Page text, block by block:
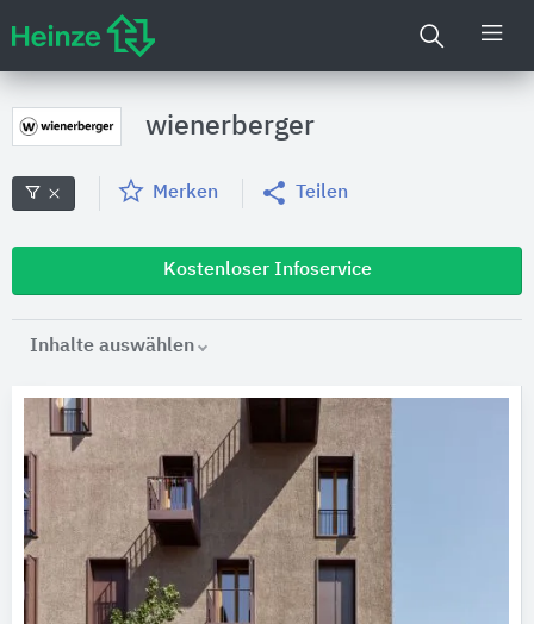
wienerberger
Merken Teilen
Kostenloser Infoservice
Inhalte auswählen